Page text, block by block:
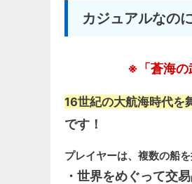
カジュアルなの
※「蒼海
16世紀の大航海時代を
です！
プレイヤーは、複数の船
・世界をめぐって交